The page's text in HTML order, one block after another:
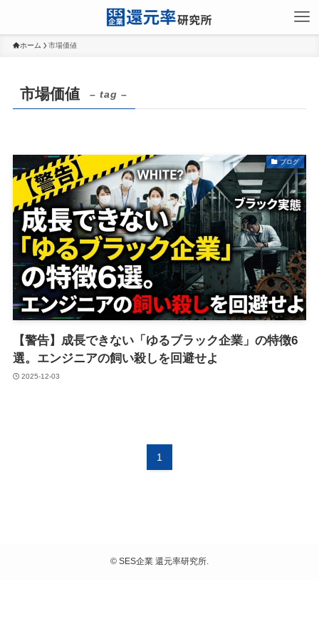
ホーム 市場価値
市場価値 – tag –
ブログ
【警告】成長できない「ゆるブラック企業」の特徴6
選。エンジニアの飼い殺しを回避せよ
2025-12-03
1
© SES企業 還元率研究所.